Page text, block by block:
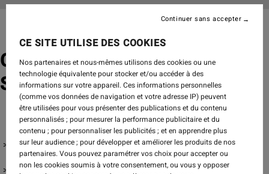
Comment choisir un lycra de
Surf Femme?
Coupes et ajustement
Caractéristiques essentielles
CE SITE UTILISE DES COOKIES
Nos partenaires et nous-mêmes utilisons des cookies ou une
technologie équivalente pour stocker et/ou accéder à des
informations sur votre appareil. Ces informations personnelles
(comme vos données de navigation et votre adresse IP) peuvent
être utilisées pour vous présenter des publications et du contenu
personnalisés ; pour mesurer la performance publicitaire et du
contenu ; pour personnaliser les publicités ; et en apprendre plus
sur leur audience ; pour développer et améliorer les produits de nos
partenaires. Vous pouvez paramétrer vos choix pour accepter ou
non les cookies soumis à votre consentement, ou vous y opposer
Continuer sans accepter